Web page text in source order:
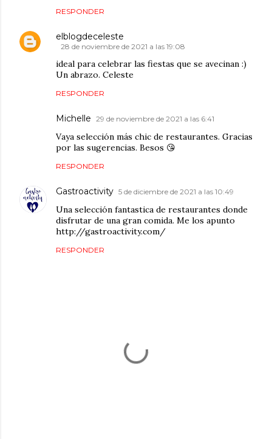
RESPONDER
elblogdeceleste
28 de noviembre de 2021 a las 19:08
ideal para celebrar las fiestas que se avecinan :)
Un abrazo. Celeste
RESPONDER
Michelle 29 de noviembre de 2021 a las 6:41
Vaya selección más chic de restaurantes. Gracias
por las sugerencias. Besos 😘
RESPONDER
Gastroactivity 5 de diciembre de 2021 a las 10:49
Una selección fantastica de restaurantes donde
disfrutar de una gran comida. Me los apunto
http://gastroactivity.com/
RESPONDER